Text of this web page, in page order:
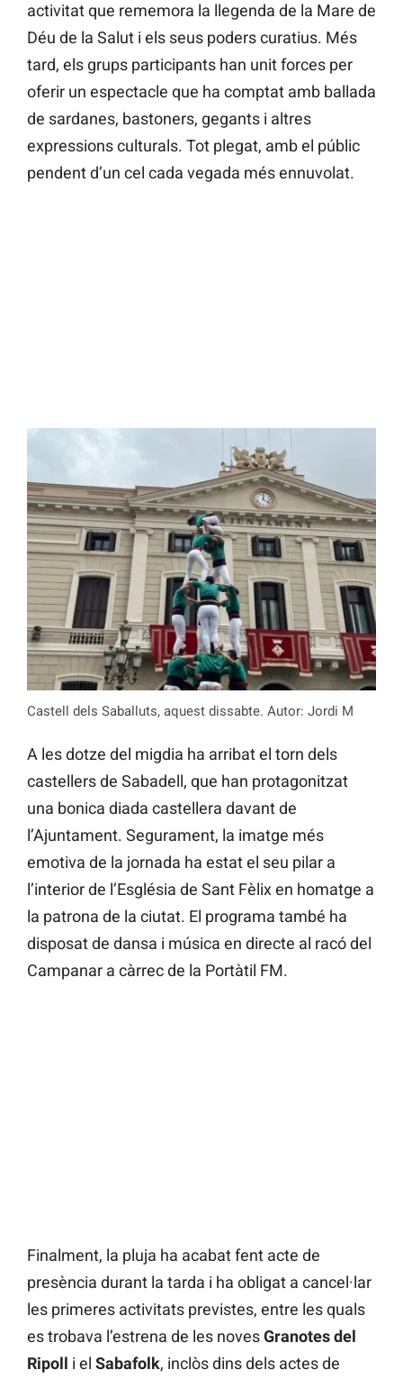
activitat que rememora la llegenda de la Mare de
Déu de la Salut i els seus poders curatius. Més
tard, els grups participants han unit forces per
oferir un espectacle que ha comptat amb ballada
de sardanes, bastoners, gegants i altres
expressions culturals. Tot plegat, amb el públic
pendent d’un cel cada vegada més ennuvolat.
Castell dels Saballuts, aquest dissabte. Autor: Jordi M
A les dotze del migdia ha arribat el torn dels
castellers de Sabadell, que han protagonitzat
una bonica diada castellera davant de
l’Ajuntament. Segurament, la imatge més
emotiva de la jornada ha estat el seu pilar a
l’interior de l’Església de Sant Fèlix en homatge a
la patrona de la ciutat. El programa també ha
disposat de dansa i música en directe al racó del
Campanar a càrrec de la Portàtil FM.
Finalment, la pluja ha acabat fent acte de
presència durant la tarda i ha obligat a cancel·lar
les primeres activitats previstes, entre les quals
es trobava l’estrena de les novesGranotes del
Ripoll i el Sabafolk, inclòs dins dels actes de